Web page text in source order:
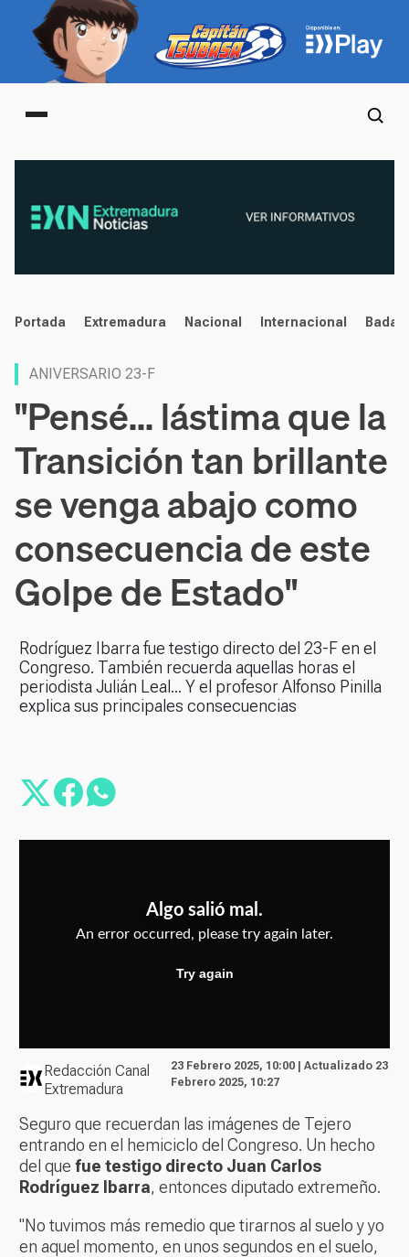
Main menu
noticias
Portada Extremadura Nacional Internacional
ANIVERSARIO 23-F
"Pensé... lástima que la
Transición tan brillante
se venga abajo como
consecuencia de este
Golpe de Estado"
Rodríguez Ibarra fue testigo directo del 23-F en el
Congreso. También recuerda aquellas horas el
periodista Julián Leal... Y el profesor Alfonso Pinilla
explica sus principales consecuencias
Redacción Canal
Extremadura
23 Febrero 2025, 10:00 | Actualizado 23
Febrero 2025, 10:27
Seguro que recuerdan las imágenes de Tejero
entrando en el hemiciclo del Congreso. Un hecho
del que fue testigo directo Juan Carlos
Rodríguez Ibarra, entonces diputado extremeño.
"No tuvimos más remedio que tirarnos al suelo y yo
en aquel momento, en unos segundos en el suelo,